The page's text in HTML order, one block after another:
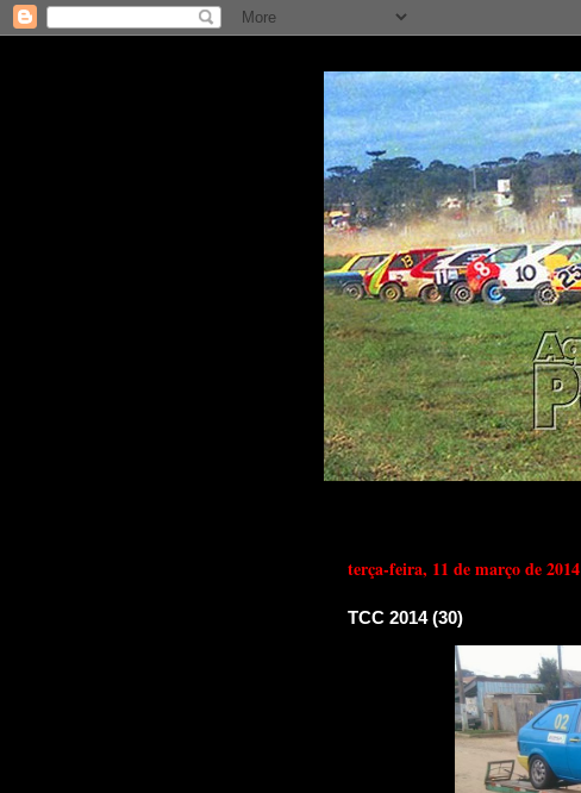
terça-feira, 11 de março de 2014
TCC 2014 (30)